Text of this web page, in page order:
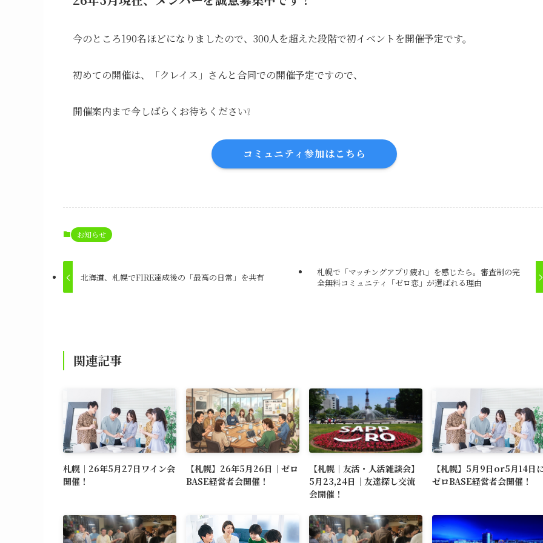
今のところ190名ほどになりましたので、300人を超えた段階で初イベントを開催予定です。
初めての開催は、「クレイス」さんと合同での開催予定ですので、
開催案内まで今しばらくお待ちください❕
コミュニティ参加はこちら
お知らせ
北海道、札幌でFIRE達成後の「最高の日常」を共有
札幌で「マッチングアプリ疲れ」を感じたら。審査制の完
全無料コミュニティ「ゼロ恋」が選ばれる理由
関連記事
札幌｜26年5月27日ワイン会
開催！
【札幌】26年5月26日｜ゼロ
BASE経営者会開催！
【札幌｜友活・人活雑談会】
5月23,24日｜友達探し交流
会開催！
【札幌】5月9日or5月14日
ゼロBASE経営者会開催！